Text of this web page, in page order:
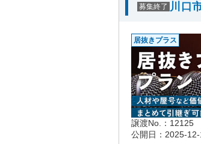
募集終了 川口
居抜きプラス
譲渡No.：12125
公開日：2025-12-